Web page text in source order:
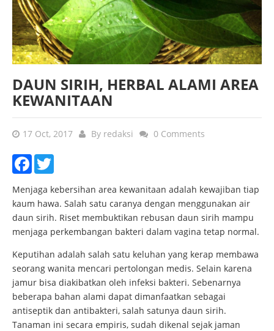
DAUN SIRIH, HERBAL ALAMI AREA
KEWANITAAN
17 Oct, 2017 By redaksi 0 Comments
Facebook
Menjaga kebersihan area kewanitaan adalah kewajiban tiap
kaum hawa. Salah satu caranya dengan menggunakan air
daun sirih. Riset membuktikan rebusan daun sirih mampu
menjaga perkembangan bakteri dalam vagina tetap normal.
Keputihan adalah salah satu keluhan yang kerap membawa
seorang wanita mencari pertolongan medis. Selain karena
jamur bisa diakibatkan oleh infeksi bakteri. Sebenarnya
beberapa bahan alami dapat dimanfaatkan sebagai
antiseptik dan antibakteri, salah satunya daun sirih.
Tanaman ini secara empiris, sudah dikenal sejak jaman